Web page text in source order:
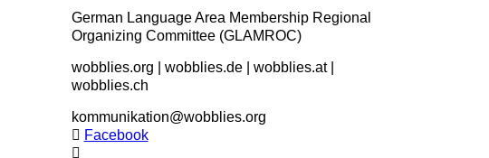
German Language Area Membership Regional
Organizing Committee (GLAMROC)
wobblies.org | wobblies.de | wobblies.at |
wobblies.ch
kommunikation@wobblies.org
Facebook